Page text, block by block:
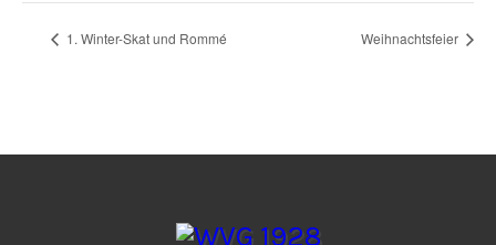
1. Winter-Skat und Rommé Weihnachtsfeier